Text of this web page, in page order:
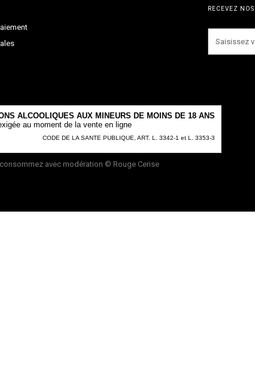
RECEVEZ
ALCOOLIQUES AUX MINEURS DE MOINS DE 18 ANS
au moment de la vente en ligne
CODE DE LA SANTE PUBLIQUE, ART. L. 3342-1 et L. 3353-3
avec modération © Rouge Cerise